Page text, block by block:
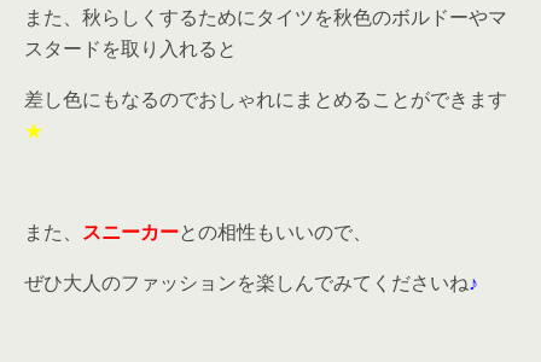
また、秋らしくするためにタイツを秋色のボルドーやマ
スタードを取り入れると
差し色にもなるのでおしゃれにまとめることができます
★
また、 スニーカーとの相性もいいので、
ぜひ大人のファッションを楽しんでみてくださいね♪